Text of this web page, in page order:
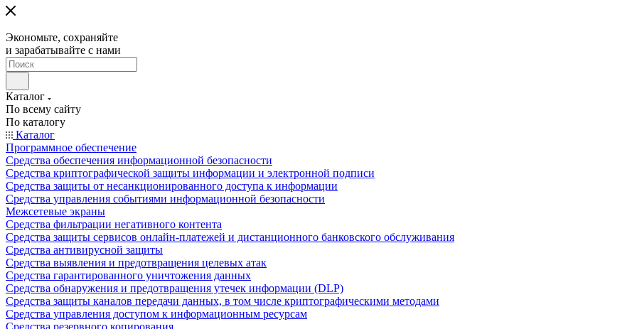
Экономьте, сохраняйте
и зарабатывайте с нами
Каталог
По всему сайту
По каталогу
Каталог
Программное обеспечение
Средства обеспечения информационной безопасности
Средства криптографической защиты информации и электронной подписи
Средства защиты от несанкционированного доступа к информации
Средства управления событиями информационной безопасности
Межсетевые экраны
Средства фильтрации негативного контента
Средства защиты сервисов онлайн-платежей и дистанционного банковского обслуживания
Средства антивирусной защиты
Средства выявления и предотвращения целевых атак
Средства гарантированного уничтожения данных
Средства обнаружения и предотвращения утечек информации (DLP)
Средства защиты каналов передачи данных, в том числе криптографическими методами
Средства управления доступом к информационным ресурсам
Средства резервного копирования